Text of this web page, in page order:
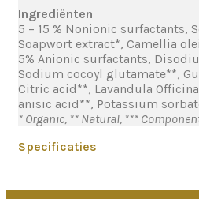
Ingrediënten
5 – 15 % Nonionic surfactants,
Soapwort extract*, Camellia
5% Anionic surfactants,
Sodium cocoyl glutamate**,
Citric acid**, Lavandula
anisic acid**, Potassium
* Organic, ** Natural, ***
Specificaties